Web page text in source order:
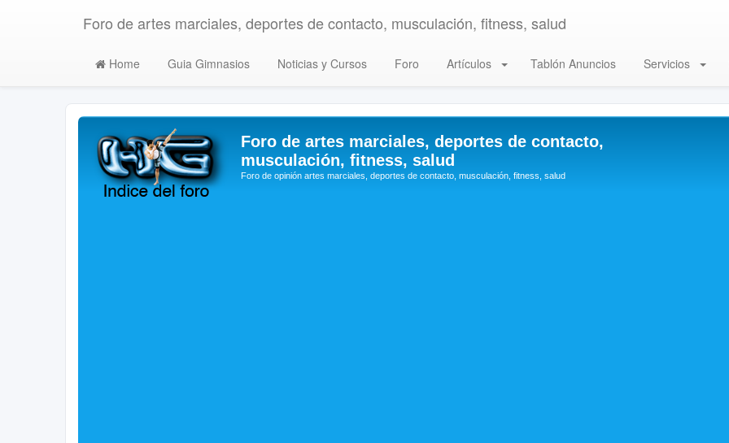
Foro de artes marciales, deportes de contacto, musculación, fitness, salud
Home Guia Gimnasios Noticias y Cursos Foro Artículos Tablón Anuncios Servicios
Foro de artes marciales, deportes de contacto,
musculación, fitness, salud
Foro de opinión artes marciales, deportes de contacto, musculación, fitness, salud